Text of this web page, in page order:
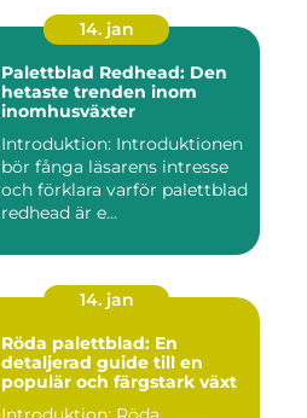
14. jan
Palettblad Redhead: Den
hetaste trenden inom
inomhusväxter
Introduktion: Introduktionen
bör fånga läsarens intresse
och förklara varför palettblad
redhead är e...
14. jan
Röda palettblad: En
detaljerad guide till en
populär och färgstark växt